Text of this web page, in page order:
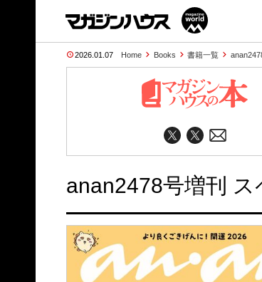
2026.01.07 Home Books 書籍一覧
anan2478号増刊